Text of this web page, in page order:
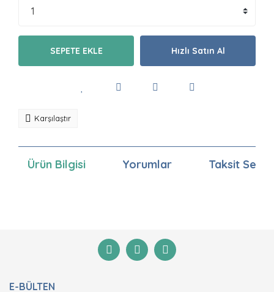
SEPETE EKLE Hızlı Satın Al
Karşılaştır
Ürün Bilgisi Yorumlar Taksit
Yorum Yaz
Görüş ve önerileriniz için teşekkür ederiz.
Ürün açıklamasında eksik bilgiler bulunuyor.
E-BÜLTEN